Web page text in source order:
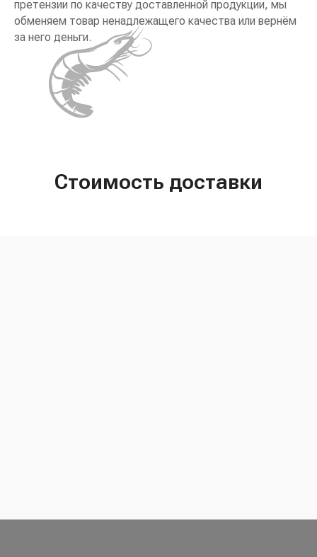
претензии по качеству доставленной продукции, мы
обменяем товар ненадлежащего качества или вернём
за него деньги.
Стоимость доставки